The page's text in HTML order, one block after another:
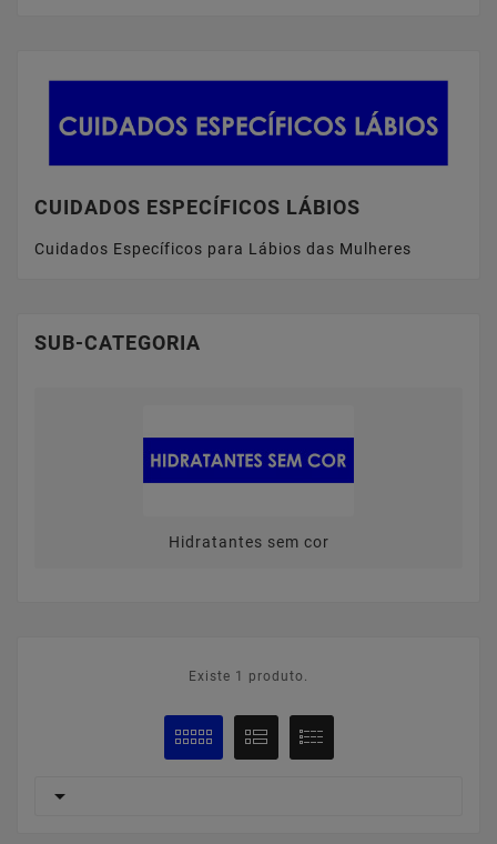
CUIDADOS ESPECÍFICOS LÁBIOS
Cuidados Específicos para Lábios das Mulheres
SUB-CATEGORIA
Hidratantes sem cor
Existe 1 produto.
